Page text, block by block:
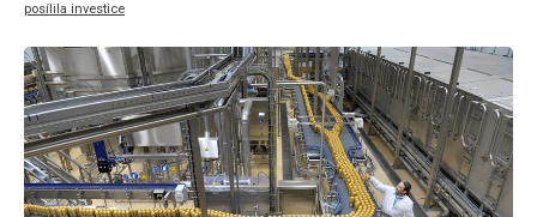
posílila investice